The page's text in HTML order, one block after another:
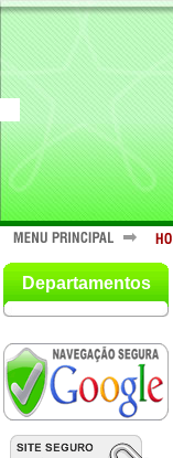
Departamentos